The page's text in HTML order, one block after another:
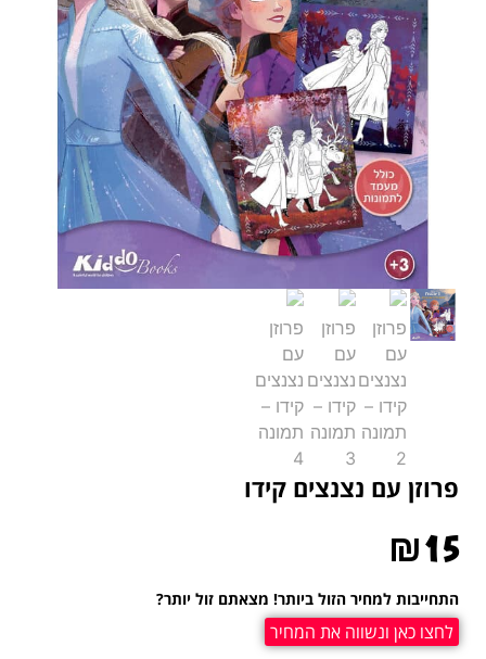
פרוזן עם נצנצים קידו
₪15
התחייבות למחיר הזול ביותר! מצאתם זול יותר?
לחצו כאן ונשווה את המחיר